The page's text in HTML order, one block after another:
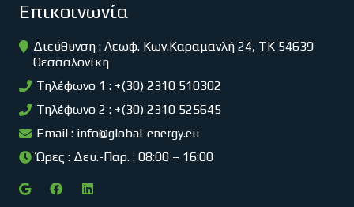
Επικοινωνία
Διεύθυνση : Λεωφ. Κων.Καραμανλή 24, ΤΚ 54639
Θεσσαλονίκη
Τηλέφωνο 1 : +(30) 2310 510302
Τηλέφωνο 2 : +(30) 2310 525645
Email : info@global-energy.eu
Ώρες : Δευ.-Παρ. : 08:00 – 16:00